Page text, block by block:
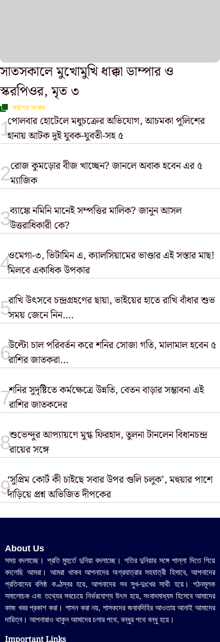
সাতসকালে মুখোমুখি ধাক্কা ডাম্পার ও
স্করপিওর, মৃত ৩
সর্বশেষ সংবাদ
পোলবার হোটেলে মধুচক্রের অভিযোগ, আচমকা পুলিশের
হানায় আটক দুই যুবক-যুবতী-সহ ৫
রোজ কুমড়োর বীজ খাচ্ছেন? জানলে অবাক হবেন এর ৫
ম্যাজিক
ব্যাঙ্কে নমিনি মানেই সম্পত্তির মালিক? জানুন আসল
উত্তরাধিকারী কে?
ওমেগা-৩, ভিটামিন এ, ক্যালসিয়ামের ভাণ্ডার এই সস্তার মাছ!
মিলবে একাধিক উপকার
রাখি উৎসবে চন্দ্রগ্রহণের ছায়া, ভাইয়ের হাতে রাখি বাঁধার শুভ
সময় জেনে নিন….
উল্টো চাল পরিবর্তন করে শনির সোজা গতি, মালামাল হবেন ৫
রাশির জাতকরা…
শনির সুদৃষ্টিতে কর্মক্ষেত্রে উন্নতি, বেতন বাড়ার সম্ভাবনা এই
রাশির জাতকদের
শুভেন্দুর আপ্যায়ণে মুগ্ধ ফিরহাদ, তুলনা টানলেন বিধানচন্দ্র
রায়ের সঙ্গে
‘সুপ্রিম কোর্ট কী চাইছে সবার উপর গুলি চলুক’, মহুয়ার পাশে
দাঁড়িয়ে প্রশ্ন অভিজিত দীপকের
About Us
সময় বদলাচ্ছে। প্রতি মুহুর্তে দুনিয়া বদলাচ্ছে। গতির দুনিয়ার সঙ্গে পাল্লা দিতে গিয়ে
বদলেছি আমরা। আমরা থাকব আপনাদের অগ্রযাত্রার সহযাত্রী হিসাবে, আপনাদের
প্রতিবাদের বলিষ্ঠ কণ্ঠস্বর হয়ে, আপনাদের সব সুখ-দুঃখের সাথী হয়ে। গঠনমূলক
সমালোচক এবং তথ্যের সবচেয়ে নির্ভরযোগ্য উ‍ৎস হয়ে, সংবাদমাধ্যম হিসেবে আমাদের
কাজ খবর প্রকাশ করা। শাসন করা নয়, শাসকদের জবাবদিহির আওতায় আনাই আমাদের
দায়িত্ব। আপনারাও থাকুন আমাদের চলার পথে, বন্ধুর পথে বন্ধু হয়ে।